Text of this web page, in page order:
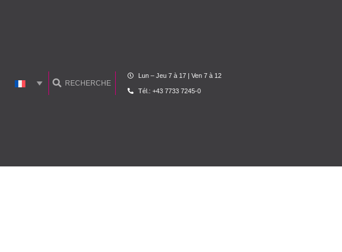
Lun – Jeu 7 à 17 | Ven 7 à 12
Tél.: +43 7733 7245-0